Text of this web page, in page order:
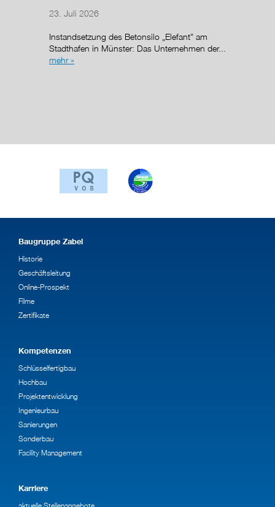
23. Juli 2026
Instandsetzung des Betonsilo „Elefant“ am
Stadthafen in Münster: Das Unternehmen der...
mehr »
Baugruppe Zabel
Historie
Geschäftsleitung
Online-Prospekt
Filme
Zertifikate
Kompetenzen
Schlüsselfertigbau
Hochbau
Projektentwicklung
Ingenieurbau
Sanierungen
Sonderbau
Facility Management
Karriere